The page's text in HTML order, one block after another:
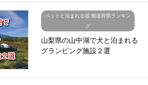
ペットと泊まれる宿 都道府県ランキン
グ
山梨県の山中湖で犬と泊まれる
グランピング施設２選